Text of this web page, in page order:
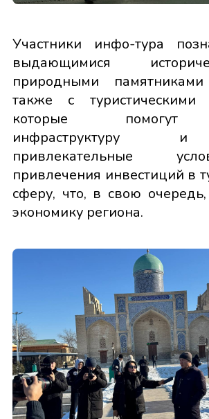
Участники инфо-тура
выдающимися
природными
также с туристическими
которые помогут
инфраструктуру
привлекательные
привлечения инвестиций в
сферу, что, в свою
экономику региона.